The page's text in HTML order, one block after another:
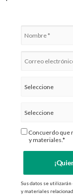
Concuerdo que
y materiales.*
Sus datos se
y materiales